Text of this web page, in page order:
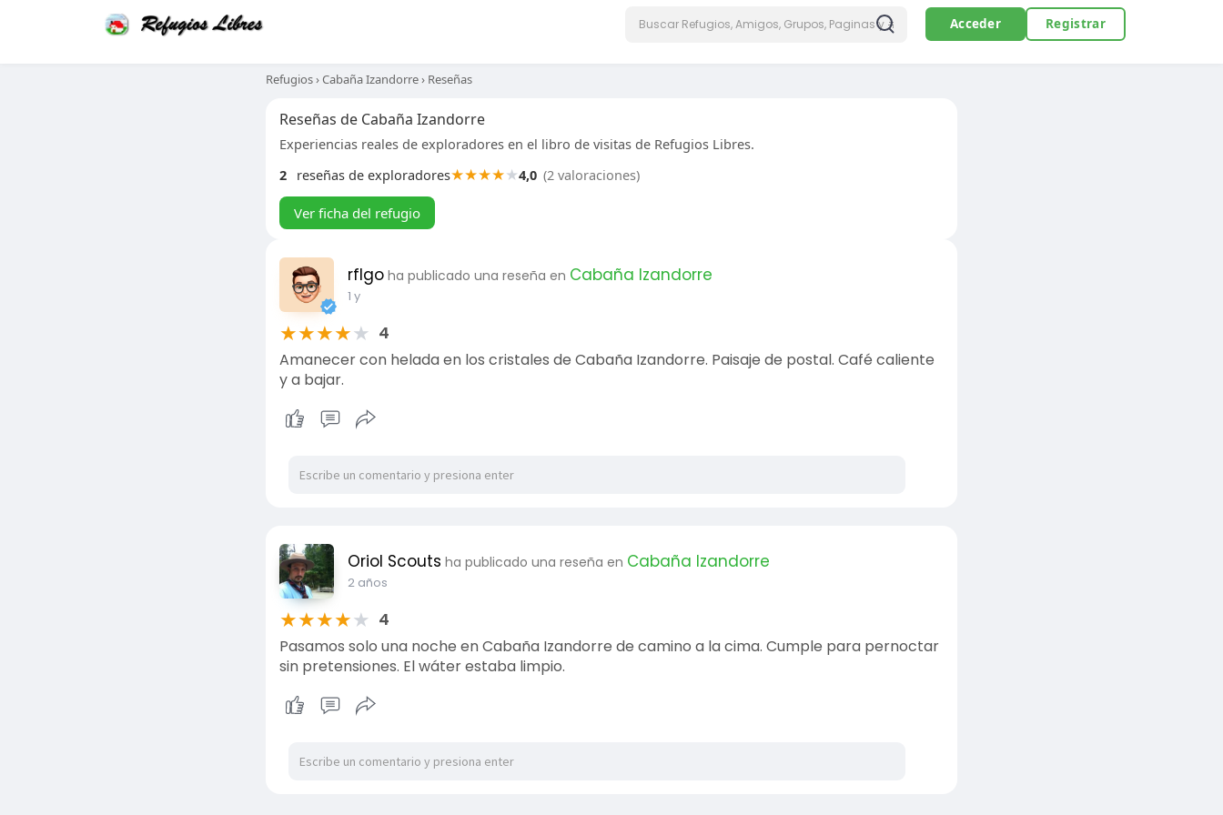
Acceder Registrar
Refugios›Cabaña Izandorre› Reseñas
Reseñas de Cabaña Izandorre
Experiencias reales de exploradores en el libro de visitas de Refugios Libres.
2 reseñas de exploradores★★★★★4,0 (2 valoraciones)
Ver ficha del refugio
rflgo ha publicado una reseña en Cabaña Izandorre
1 y
★★★★★ 4
Amanecer con helada en los cristales de Cabaña Izandorre. Paisaje de postal. Café caliente
y a bajar.
Oriol Scouts ha publicado una reseña en Cabaña Izandorre
2 años
★★★★★ 4
Pasamos solo una noche en Cabaña Izandorre de camino a la cima. Cumple para pernoctar
sin pretensiones. El wáter estaba limpio.